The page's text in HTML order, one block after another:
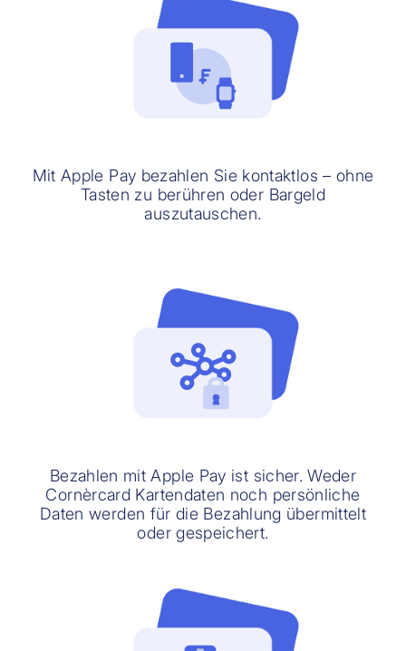
Mit Apple Pay bezahlen Sie kontaktlos – ohne
Tasten zu berühren oder Bargeld
auszutauschen.
Bezahlen mit Apple Pay ist sicher. Weder
Cornèrcard Kartendaten noch persönliche
Daten werden für die Bezahlung übermittelt
oder gespeichert.